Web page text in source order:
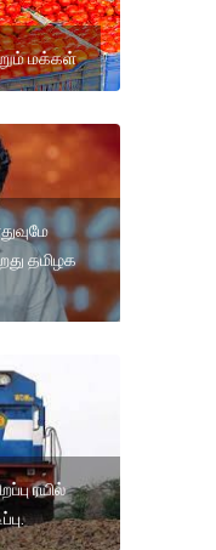
மக்கள்
தமிழக
ரயில்